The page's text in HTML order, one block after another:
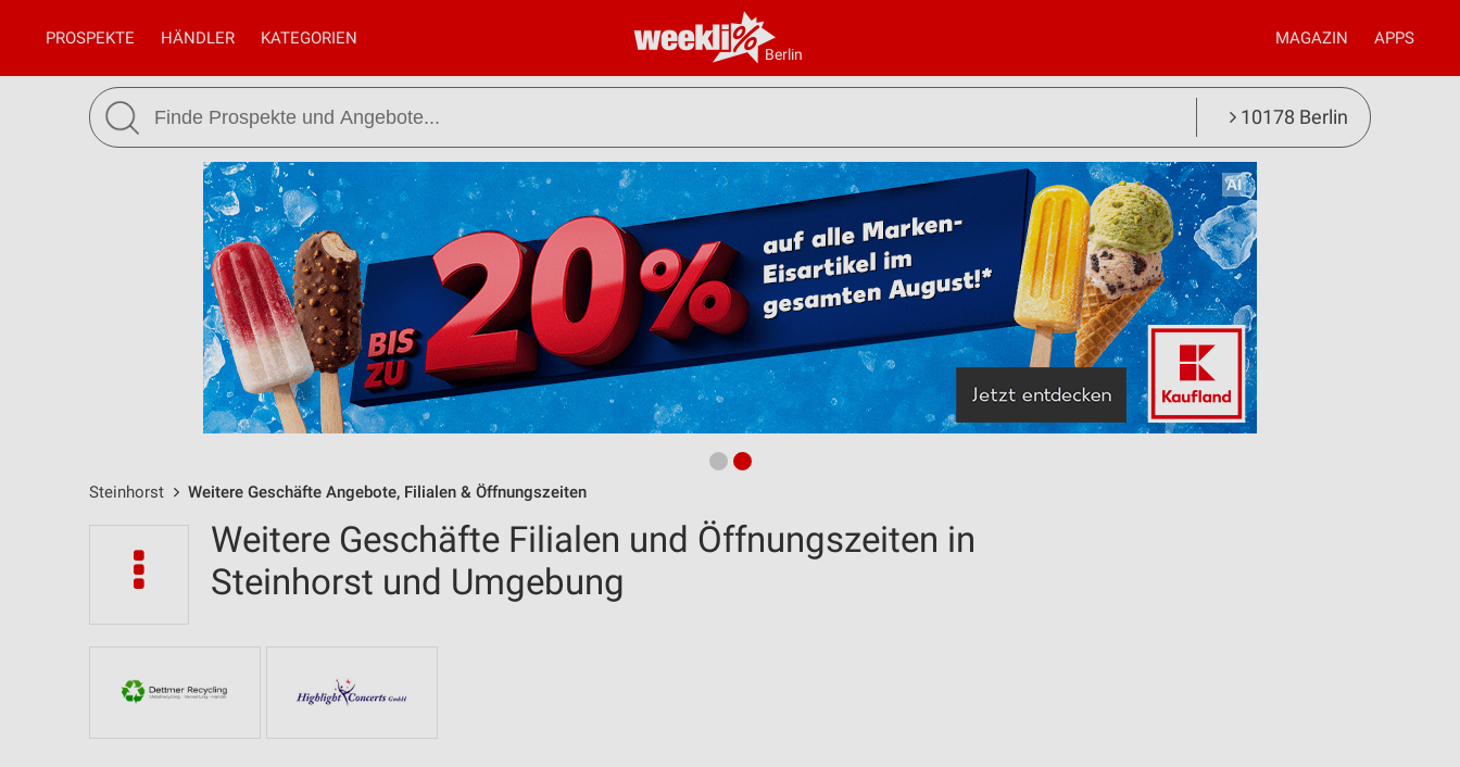
Berlin
PROSPEKTE HÄNDLER KATEGORIEN MAGAZIN APPS
10178 Berlin
Steinhorst Weitere Geschäfte Angebote, Filialen & Öffnungszeiten
Weitere Geschäfte Filialen und Öffnungszeiten in
Steinhorst und Umgebung